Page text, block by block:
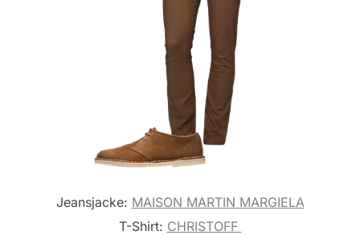
Jeansjacke: MAISON MARTIN MARGIELA
T-Shirt: CHRISTOFF